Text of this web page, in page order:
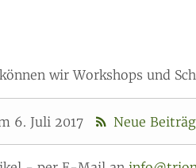
wir Workshops und
6. Juli 2017 Neue